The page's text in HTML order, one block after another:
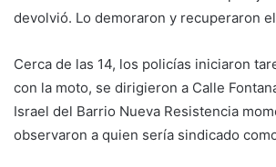
devolvió. Lo demoraron y recuperaron
Cerca de las 14, los policías iniciaron
con la moto, se dirigieron a Calle
Israel del Barrio Nueva Resistencia
observaron a quien sería sindicado